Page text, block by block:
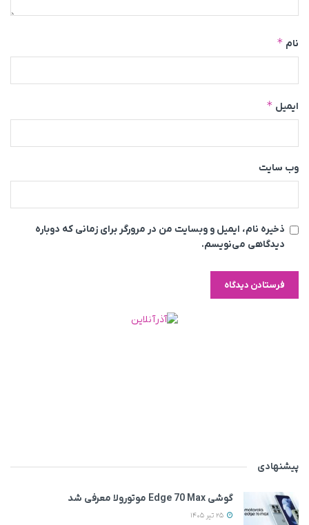
نام *
ایمیل *
وب‌ سایت
ذخیره نام، ایمیل و وبسایت من در مرورگر برای زمانی که دوباره
دیدگاهی می‌نویسم.
پیشنهادی
گوشی Edge 70 Max موتورولا معرفی شد